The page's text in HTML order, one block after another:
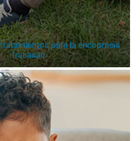
para la encopresis
fracasan